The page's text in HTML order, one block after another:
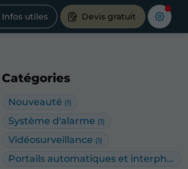
Infos utiles Devis gratuit
Catégories
Nouveauté (1)
Système d'alarme (1)
Vidéosurveillance (1)
Portails automatiques et interphonie